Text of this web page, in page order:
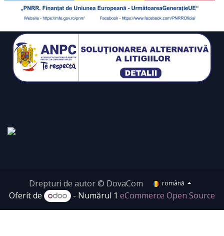
Drepturi de autor © DovaCom română
Oferit de - Numărul 1eCommerce Open Source